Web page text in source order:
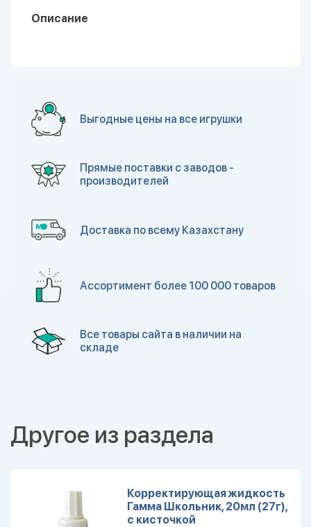
Описание
Выгодные цены на все игрушки
Прямые поставки с заводов -
производителей
Доставка по всему Казахстану
Ассортимент более 100 000 товаров
Все товары сайта в наличии на
складе
Другое из раздела
Корректирующая жидкость
Гамма Школьник, 20мл (27г),
с кисточкой